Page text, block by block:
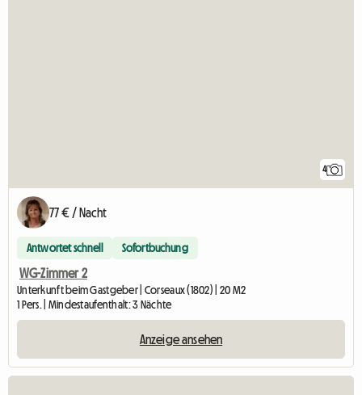
4
77 € / Nacht
Antwortet schnell Sofortbuchung
WG-Zimmer 2
Unterkunft beim Gastgeber | Corseaux (1802) | 20 M2
1 Pers. | Mindestaufenthalt: 3 Nächte
Anzeige ansehen